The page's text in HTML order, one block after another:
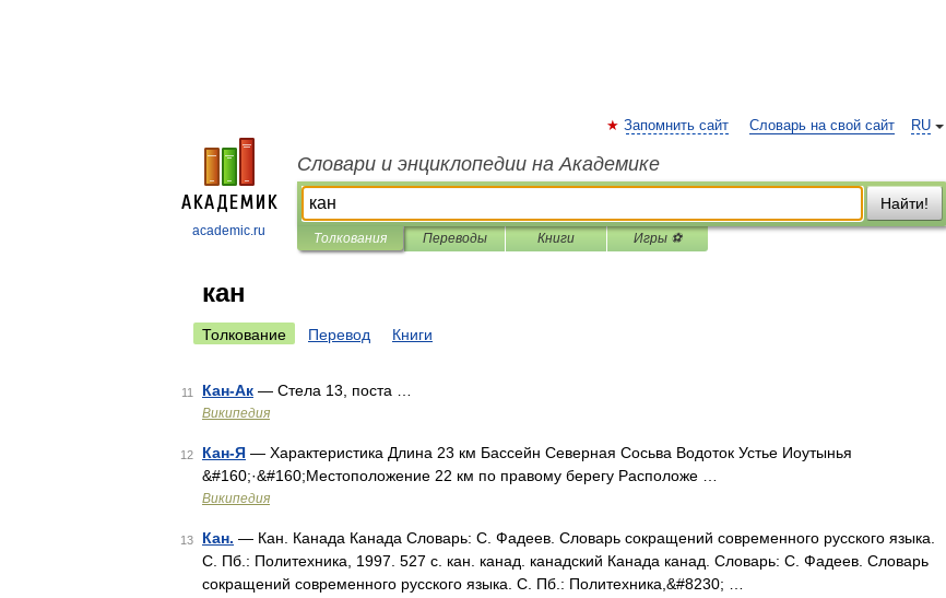
academic.ru
RU
Запомнить сайт Словарь на свой сайт
Словари и энциклопедии на Академике
Найти!
Толкования Переводы Книги Игры ⚽
кан
Толкование Перевод Книги
11 Кан-Ак — Стела 13, поста …
Википедия
12 Кан-Я — Характеристика Длина 23 км Бассейн Северная Сосьва Водоток Устье Иоутынья
&#160;·&#160;Местоположение 22 км по правому берегу Расположе …
Википедия
13 Кан. — Кан. Канада Канада Словарь: С. Фадеев. Словарь сокращений современного русского языка.
С. Пб.: Политехника, 1997. 527 с. кан. канад. канадский Канада канад. Словарь: С. Фадеев. Словарь
сокращений современного русского языка. С. Пб.: Политехника,&#8230; …